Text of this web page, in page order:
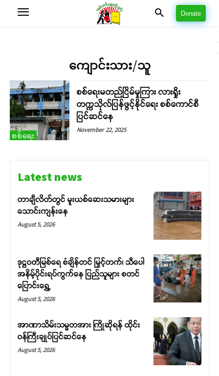
Support SHAN
Your support keeps our voice
strong. Join us today and help
Donate
ကျောင်းသား/သူ
စစ်ရေး
စစ်ရေးမတည်ငြိမ်မှုကြား လားရှိုး
တက္ကသိုလ်ပြန်ဖွင့်နိုင်ရေး စစ်ကောင်စီ
ပြင်ဆင်နေ
November 22, 2025
Latest news
တာချီလိတ်တွင် မူးယစ်ဆေးသမားများ
သောင်းကျန်းနေ
August 5, 2026
ဒုဋ္ဌဝတီမြစ်ရေ စံချိန်တင် မြှင့်တက်၊ သီပေါ
အနိမ့်ပိုင်းရပ်ကွက်နေ ပြည်သူများ စတင်
ပြောင်းရွှေ့
August 5, 2026
အာဏာသိမ်းသမ္မတအား ကြိုဆိုရန် ထိုင်း
ဝန်ကြီးချုပ်ပြင်ဆင်နေ
August 5, 2026